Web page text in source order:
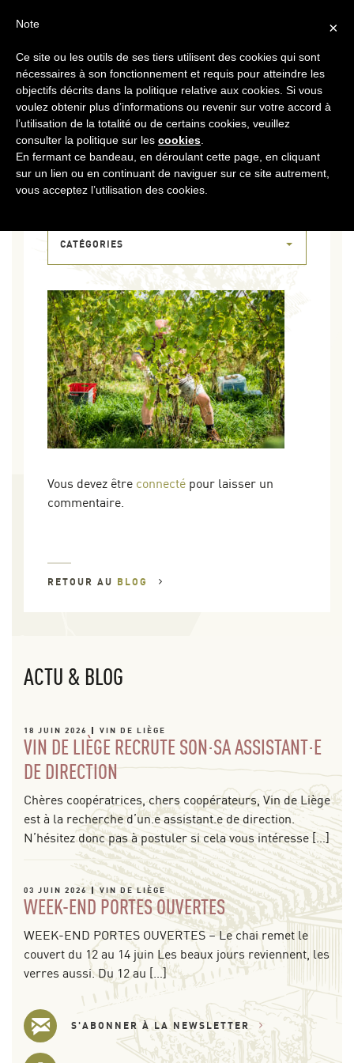
MENU
DSCF8164
CATÉGORIES
Vous devez être connecté pour laisser un
commentaire.
RETOUR AU BLOG
ACTU & BLOG
18 JUIN 2026 VIN DE LIÈGE
VIN DE LIÈGE RECRUTE SON·SA ASSISTANT·E
DE DIRECTION
Chères coopératrices, chers coopérateurs, Vin de Liège
est à la recherche d’un.e assistant.e de direction.
N’hésitez donc pas à postuler si cela vous intéresse […]
03 JUIN 2026 VIN DE LIÈGE
WEEK-END PORTES OUVERTES
WEEK-END PORTES OUVERTES – Le chai remet le
couvert du 12 au 14 juin Les beaux jours reviennent, les
verres aussi. Du 12 au […]
S'ABONNER À LA NEWSLETTER
×
Note
Ce site ou les outils de ses tiers utilisent des cookies qui sont
nécessaires à son fonctionnement et requis pour atteindre les
objectifs décrits dans la politique relative aux cookies. Si vous
voulez obtenir plus d’informations ou revenir sur votre accord à
l’utilisation de la totalité ou de certains cookies, veuillez
consulter la politique sur les cookies
En fermant ce bandeau, en déroulant cette page, en cliquant
sur un lien ou en continuant de naviguer sur ce site autrement,
vous acceptez l’utilisation des cookies.